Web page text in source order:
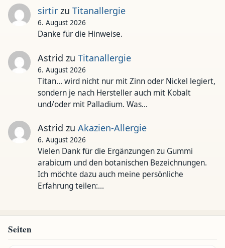
sirtirzu Titanallergie
6. August 2026
Danke für die Hinweise.
Astrid zu Titanallergie
6. August 2026
Titan... wird nicht nur mit Zinn oder Nickel legiert,
sondern je nach Hersteller auch mit Kobalt
und/oder mit Palladium. Was…
Astrid zu Akazien-Allergie
6. August 2026
Vielen Dank für die Ergänzungen zu Gummi
arabicum und den botanischen Bezeichnungen.
Ich möchte dazu auch meine persönliche
Erfahrung teilen:…
Seiten